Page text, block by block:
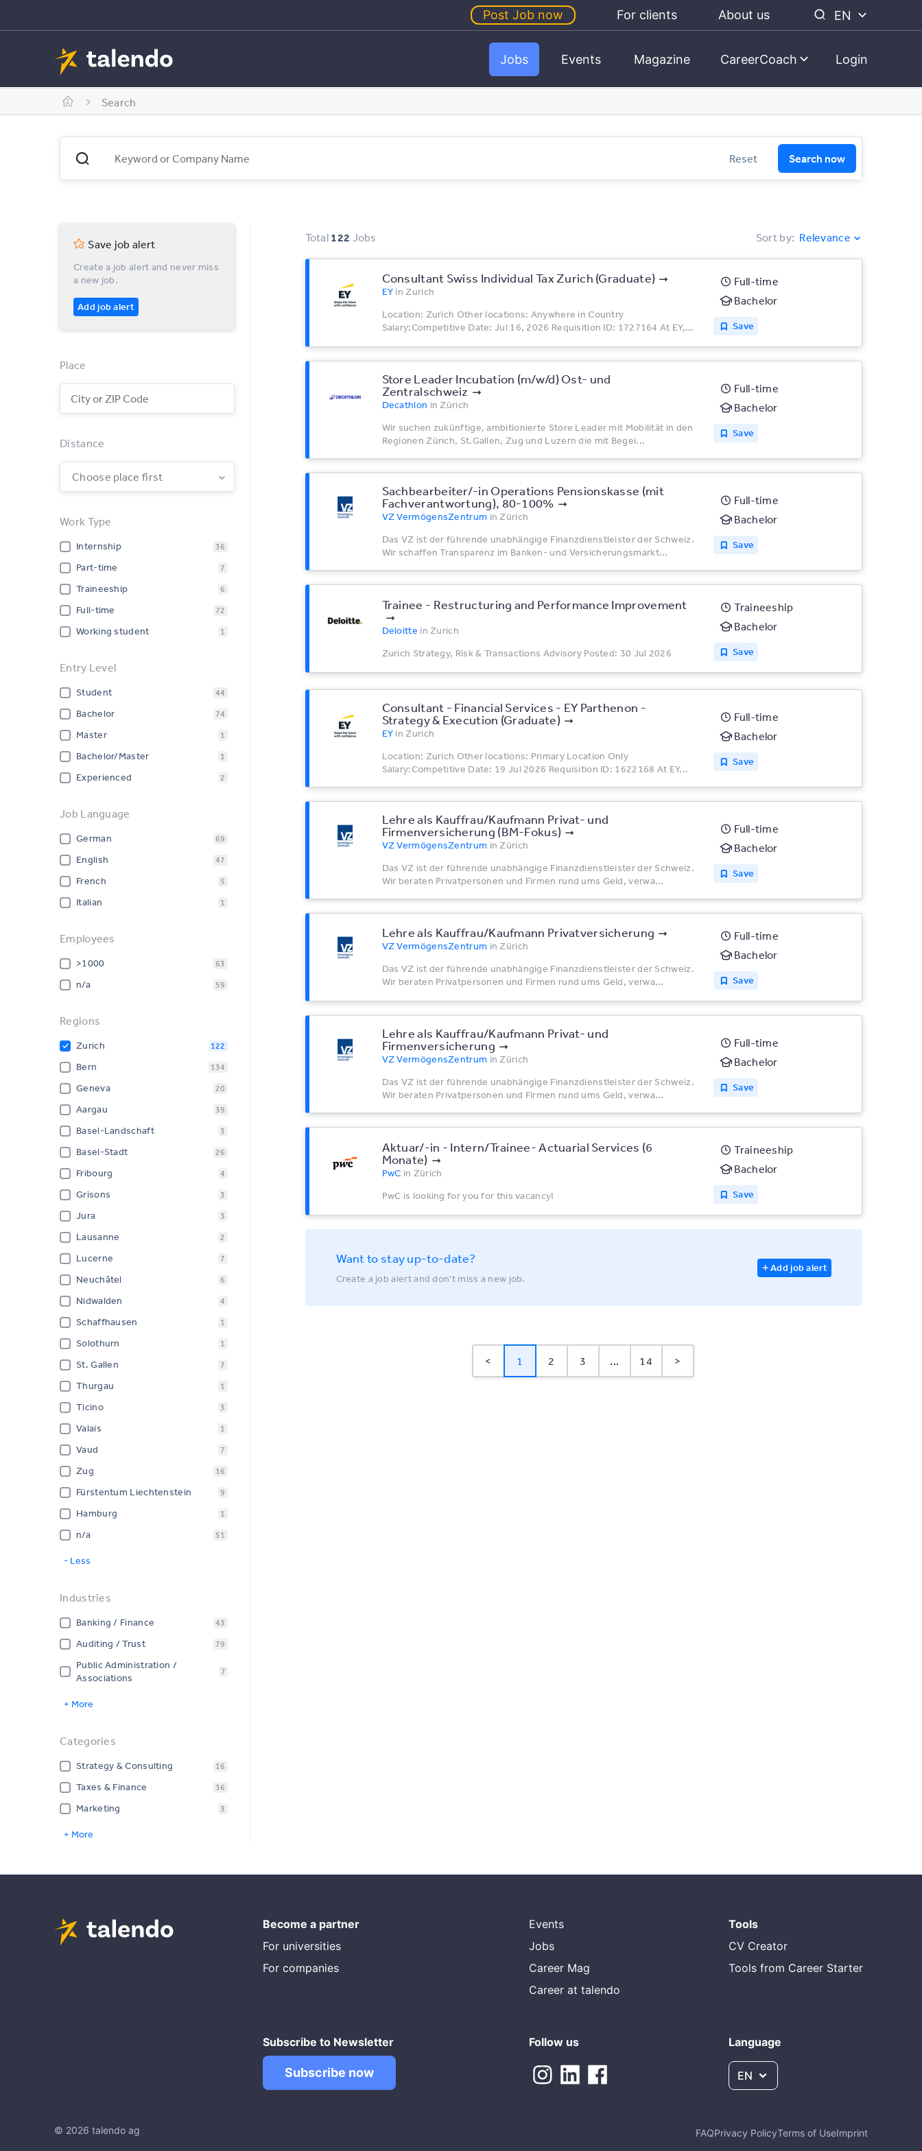
Post Job now For clients About us EN
Jobs Events Magazine CareerCoach Login
Search
Reset Search now
Save job alert
Create a job alert and never miss
a new job.
Add job alert
Place
Distance
Choose place first
Work Type
Internship 36
Part-time 7
Traineeship 6
Full-time 72
Working student 1
Entry Level
Student 44
Bachelor 74
Master 1
Bachelor/Master 1
Experienced 2
Job Language
German 69
English 47
French 5
Italian 1
Employees
>1000 63
n/a 59
Regions
Zurich 122
Bern 134
Geneva 20
Aargau 39
Basel-Landschaft 3
Basel-Stadt 26
Fribourg 4
Grisons 3
Jura 3
Lausanne 2
Lucerne 7
Neuchâtel 6
Nidwalden 4
Schaffhausen 1
Solothurn 1
St. Gallen 7
Thurgau 1
Ticino 3
Valais 1
Vaud 7
Zug 16
Fürstentum Liechtenstein 9
Hamburg 1
n/a 51
- Less
Industries
Banking / Finance 43
Auditing / Trust 79
Public Administration /
Associations
7
+ More
Categories
Strategy & Consulting 16
Taxes & Finance 36
Marketing 3
+ More
Total 122 Jobs Sort by: Relevance
Consultant Swiss Individual Tax Zurich (Graduate)
EY inZurich
Location: Zurich Other locations: Anywhere in Country
Salary:Competitive Date: Jul 16, 2026 Requisition ID: 1727164 At EY,...
Full-time
Bachelor
Save
Store Leader Incubation (m/w/d) Ost- und
Zentralschweiz
Decathlon inZürich
Wir suchen zukünftige, ambitionierte Store Leader mit Mobilität in den
Regionen Zürich, St.Gallen, Zug und Luzern die mit Begei...
Full-time
Bachelor
Save
Sachbearbeiter/-in Operations Pensionskasse (mit
Fachverantwortung), 80-100%
VZ VermögensZentrum inZürich
Das VZ ist der führende unabhängige Finanzdienstleister der Schweiz.
Wir schaffen Transparenz im Banken- und Versicherungsmarkt...
Full-time
Bachelor
Save
Trainee - Restructuring and Performance Improvement
Deloitte in Zurich
Zurich Strategy, Risk & Transactions Advisory Posted: 30 Jul 2026
Traineeship
Bachelor
Save
Consultant - Financial Services - EY Parthenon -
Strategy & Execution (Graduate)
EY inZurich
Location: Zurich Other locations: Primary Location Only
Salary:Competitive Date: 19 Jul 2026 Requisition ID: 1622168 At EY...
Full-time
Bachelor
Save
Lehre als Kauffrau/Kaufmann Privat- und
Firmenversicherung (BM-Fokus)
VZ VermögensZentrum inZürich
Das VZ ist der führende unabhängige Finanzdienstleister der Schweiz.
Wir beraten Privatpersonen und Firmen rund ums Geld, verwa...
Full-time
Bachelor
Save
Lehre als Kauffrau/Kaufmann Privatversicherung
VZ VermögensZentrum inZürich
Das VZ ist der führende unabhängige Finanzdienstleister der Schweiz.
Wir beraten Privatpersonen und Firmen rund ums Geld, verwa...
Full-time
Bachelor
Save
Lehre als Kauffrau/Kaufmann Privat- und
Firmenversicherung
VZ VermögensZentrum inZürich
Das VZ ist der führende unabhängige Finanzdienstleister der Schweiz.
Wir beraten Privatpersonen und Firmen rund ums Geld, verwa...
Full-time
Bachelor
Save
Aktuar/-in - Intern/Trainee- Actuarial Services (6
Monate)
PwC in Zürich
PwC is looking for you for this vacancy!
Traineeship
Bachelor
Save
Want to stay up-to-date?
Create a job alert and don't miss a new job.
Add job alert
< 1 2 3 ... 14 >
Become a partner
For universities
For companies
Events
Jobs
Career Mag
Career at talendo
Tools
CV Creator
Tools from Career Starter
Subscribe to Newsletter
Subscribe now
Follow us Language
EN
© 2026 talendo ag FAQPrivacy PolicyTerms of UseImprint